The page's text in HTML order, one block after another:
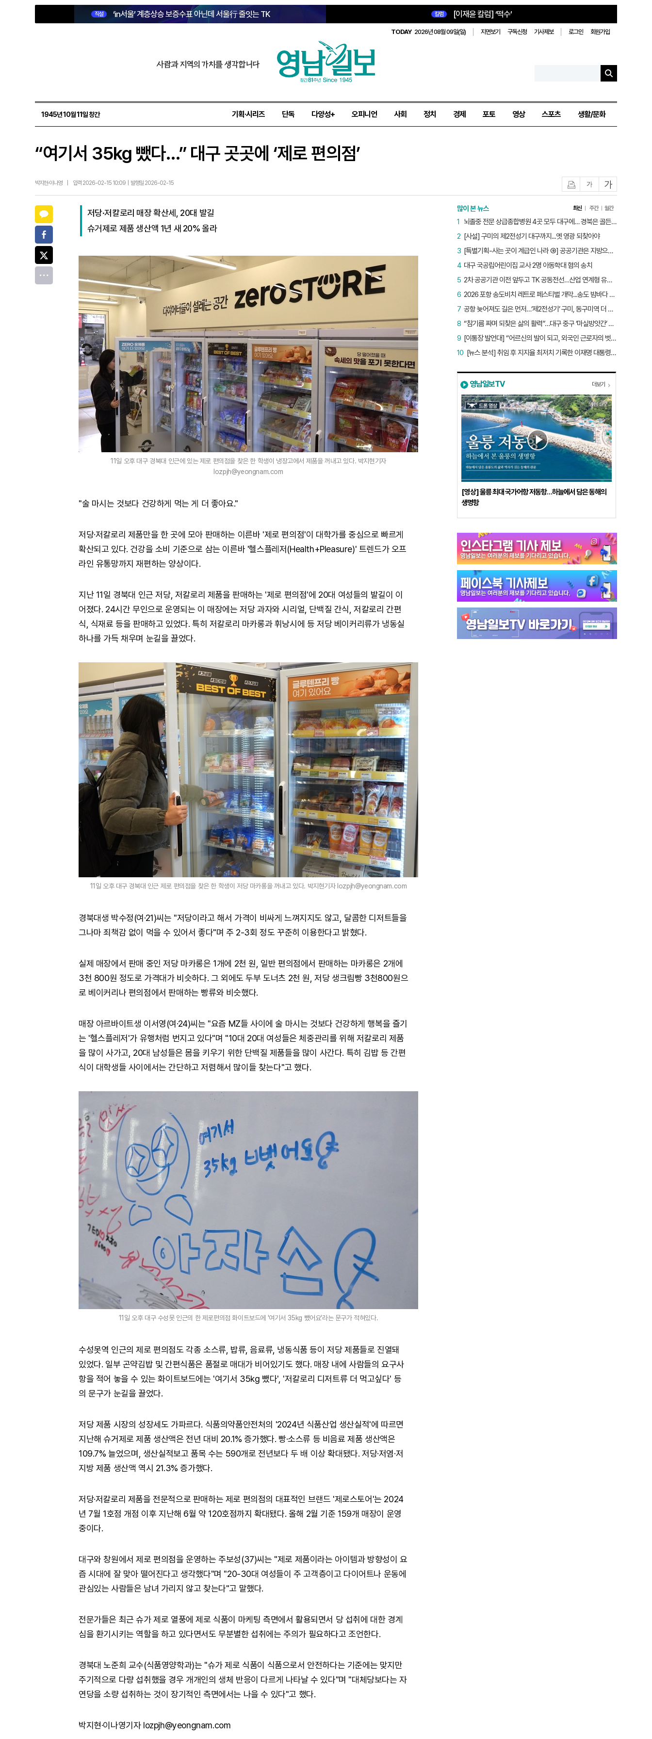
직설 ‘in서울’ 계층상승 보증수표 아닌데 서울行 줄잇는 TK 칼럼 [이재윤 칼럼] ‘떡수’
TODAY 2026년 08월 09일(일) 지면보기 구독신청 기사제보 로그인 회원가입
사람과 지역의 가치를 생각합니다
1945년 10월 11일 창간 기획·시리즈 단독 다양성+ 오피니언 사회 정치 경제 포토 영상 스포츠 생활/문화
“여기서 35kg 뺐다…” 대구 곳곳에 ‘제로 편의점’
박지현·이나영 입력 2026-02-15 10:09 | 발행일 2026-02-15 글자작게글자크게
저당·저칼로리 매장 확산세, 20대 발길
슈거제로 제품 생산액 1년 새 20% 올라
11일 오후 대구 경북대 인근에 있는 제로 편의점을 찾은 한 학생이 냉장고에서 제품을 꺼내고 있다. 박지현기자
lozpjh@yeongnam.com
"술 마시는 것보다 건강하게 먹는 게 더 좋아요."
저당·저칼로리 제품만을 한 곳에 모아 판매하는 이른바 '제로 편의점'이 대학가를 중심으로 빠르게
확산되고 있다. 건강을 소비 기준으로 삼는 이른바 '헬스플레저(Health+Pleasure)' 트렌드가 오프
라인 유통망까지 재편하는 양상이다.
지난 11일 경북대 인근 저당, 저칼로리 제품을 판매하는 '제로 편의점'에 20대 여성들의 발길이 이
어졌다. 24시간 무인으로 운영되는 이 매장에는 저당 과자와 시리얼, 단백질 간식, 저칼로리 간편
식, 식재료 등을 판매하고 있었다. 특히 저칼로리 마카롱과 휘낭시에 등 저당 베이커리류가 냉동실
하나를 가득 채우며 눈길을 끌었다.
11일 오후 대구 경북대 인근 제로 편의점을 찾은 한 학생이 저당 마카롱을 꺼내고 있다. 박지현기자 lozpjh@yeongnam.com
경북대생 박수정(여·21)씨는 "저당이라고 해서 가격이 비싸게 느껴지지도 않고, 달콤한 디저트들을
그나마 죄책감 없이 먹을 수 있어서 좋다"며 주 2-3회 정도 꾸준히 이용한다고 밝혔다.
실제 매장에서 판매 중인 저당 마카롱은 1개에 2천 원, 일반 편의점에서 판매하는 마카롱은 2개에
3천 800원 정도로 가격대가 비슷하다. 그 외에도 두부 도너츠 2천 원, 저당 생크림빵 3천800원으
로 베이커리나 편의점에서 판매하는 빵류와 비슷했다.
매장 아르바이트생 이서영(여·24)씨는 "요즘 MZ들 사이에 술 마시는 것보다 건강하게 행복을 즐기
는 '헬스플레저'가 유행처럼 번지고 있다"며 "10대 20대 여성들은 체중관리를 위해 저칼로리 제품
을 많이 사가고, 20대 남성들은 몸을 키우기 위한 단백질 제품들을 많이 사간다. 특히 김밥 등 간편
식이 대학생들 사이에서는 간단하고 저렴해서 많이들 찾는다"고 했다.
11일 오후 대구 수성못 인근의 한 제로편의점 화이트보드에 '여기서 35kg 뺐어요'라는 문구가 적혀있다.
수성못역 인근의 제로 편의점도 각종 소스류, 밥류, 음료류, 냉동식품 등이 저당 제품들로 진열돼
있었다. 일부 곤약김밥 및 간편식품은 품절로 매대가 비어있기도 했다. 매장 내에 사람들의 요구사
항을 적어 놓을 수 있는 화이트보드에는 '여기서 35kg 뺐다', '저칼로리 디저트류 더 먹고싶다' 등
의 문구가 눈길을 끌었다.
저당 제품 시장의 성장세도 가파르다. 식품의약품안전처의 '2024년 식품산업 생산실적'에 따르면
지난해 슈거제로 제품 생산액은 전년 대비 20.1% 증가했다. 빵·소스류 등 비음료 제품 생산액은
109.7% 늘었으며, 생산실적보고 품목 수는 590개로 전년보다 두 배 이상 확대됐다. 저당·저염·저
지방 제품 생산액 역시 21.3% 증가했다.
저당·저칼로리 제품을 전문적으로 판매하는 제로 편의점의 대표적인 브랜드 '제로스토어'는 2024
년 7월 1호점 개점 이후 지난해 6월 약 120호점까지 확대됐다. 올해 2월 기준 159개 매장이 운영
중이다.
대구와 창원에서 제로 편의점을 운영하는 주보성(37)씨는 "제로 제품이라는 아이템과 방향성이 요
즘 시대에 잘 맞아 떨어진다고 생각했다"며 "20-30대 여성들이 주 고객층이고 다이어트나 운동에
관심있는 사람들은 남녀 가리지 않고 찾는다"고 말했다.
전문가들은 최근 슈가 제로 열풍에 제로 식품이 마케팅 측면에서 활용되면서 당 섭취에 대한 경계
심을 환기시키는 역할을 하고 있다면서도 무분별한 섭취에는 주의가 필요하다고 조언한다.
경북대 노준희 교수(식품영양학과)는 "슈가 제로 식품이 식품으로서 안전하다는 기준에는 맞지만
주기적으로 다량 섭취했을 경우 개개인의 생체 반응이 다르게 나타날 수 있다"며 "대체당보다는 자
연당을 소량 섭취하는 것이 장기적인 측면에서는 나을 수 있다"고 했다.
박지현·이나영기자 lozpjh@yeongnam.com
많이 본 뉴스 최신 주간 월간
뇌졸중 전문 상급종합병원 4곳 모두 대구에… 경북은 골든타임 사각지대
1
[사설] 구미의 제2전성기 대구까지...옛 영광 되찾아야
2
[특별기획-사는 곳이 계급인 나라 ⑨] 공공기관은 지방으로 왔지만, 그들이 사는 곳은 서울이었다
3
대구 국공립어린이집 교사 2명 아동학대 혐의 송치
4
2차 공공기관 이전 앞두고 TK 공동전선…산업 연계형 유치 승부수
5
2026 포항 송도비치 레트로 페스티벌 개막...송도 밤바다 달군 레트로 열기
6
공항 늦어져도 길은 먼저…‘제2전성기’ 구미, 동구미역 더 절실
7
“참기름 짜며 되찾은 삶의 활력”…대구 중구 ‘마실방앗간’ 어르신들의 인생 2막
8
[이통장 발언대] “어르신의 발이 되고, 외국인 근로자의 벗이 되고”…박상철 이장의 ‘사람 농사’
9
[뉴스 분석] 취임 후 지지율 최저치 기록한 이재명 대통령…왜?
10
영남일보TV 더보기
[영상] 울릉 최대 국가어항 저동항…하늘에서 담은 동해의
생명항